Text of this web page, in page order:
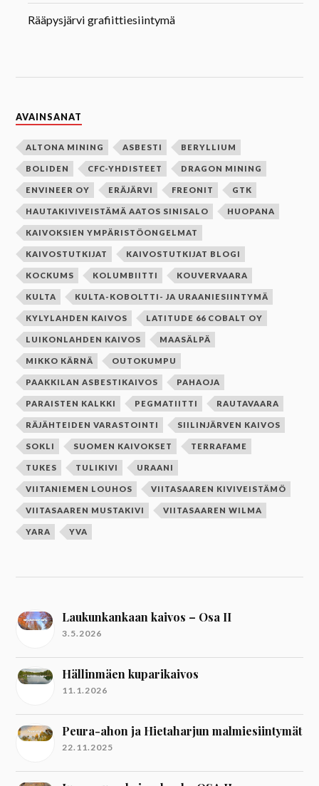
Rääpysjärvi grafiittiesiintymä
AVAINSANAT
ALTONA MINING ASBESTI BERYLLIUM
BOLIDEN CFC-YHDISTEET DRAGON MINING
ENVINEER OY ERÄJÄRVI FREONIT GTK
HAUTAKIVIVEISTÄMÄ AATOS SINISALO HUOPANA
KAIVOKSIEN YMPÄRISTÖONGELMAT
KAIVOSTUTKIJAT KAIVOSTUTKIJAT BLOGI
KOCKUMS KOLUMBIITTI KOUVERVAARA
KULTA KULTA-KOBOLTTI- JA URAANIESIINTYMÄ
KYLYLAHDEN KAIVOS LATITUDE 66 COBALT OY
LUIKONLAHDEN KAIVOS MAASÄLPÄ
MIKKO KÄRNÄ OUTOKUMPU
PAAKKILAN ASBESTIKAIVOS PAHAOJA
PARAISTEN KALKKI PEGMATIITTI RAUTAVAARA
RÄJÄHTEIDEN VARASTOINTI SIILINJÄRVEN KAIVOS
SOKLI SUOMEN KAIVOKSET TERRAFAME
TUKES TULIKIVI URAANI
VIITANIEMEN LOUHOS VIITASAAREN KIVIVEISTÄMÖ
VIITASAAREN MUSTAKIVI VIITASAAREN WILMA
YARA YVA
Laukunkankaan kaivos – Osa II
3.5.2026
Hällinmäen kuparikaivos
11.1.2026
Peura-ahon ja Hietaharjun malmiesiintymät
22.11.2025